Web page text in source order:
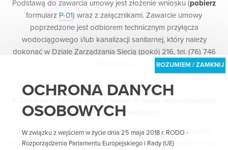
Podstawą do zawarcia umowy jest złożenie wniosku (pobierz
formularz P-01) wraz z załącznikami. Zawarcie umowy
poprzedzone jest odbiorem technicznym przyłącza
wodociągowego i/lub kanalizacji sanitarnej, który należy
dokonać w Dziale Zarządzania Siecią (pokój 216, tel. (76) 746
budynku wielolokalowym
Zawarcie umowy z osobą korzystającą z lokalu w budynku
wielolokalowym jest możliwe po złożeniu przez Właściciela lub
OCHRONA DANYCH
OSOBOWYCH
W związku z wejściem w życie dnia 25 maja 2018 r. RODO -
Rozporządzenia Parlamentu Europejskiego i Rady (UE)